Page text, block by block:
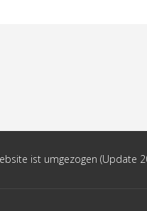
ist umgezogen (Update